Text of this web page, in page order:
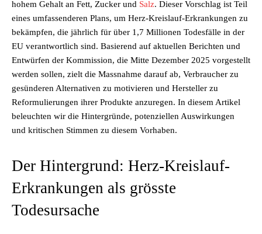
hohem Gehalt an Fett, Zucker und Salz. Dieser Vorschlag ist Teil
eines umfassenderen Plans, um Herz-Kreislauf-Erkrankungen zu
bekämpfen, die jährlich für über 1,7 Millionen Todesfälle in der
EU verantwortlich sind. Basierend auf aktuellen Berichten und
Entwürfen der Kommission, die Mitte Dezember 2025 vorgestellt
werden sollen, zielt die Massnahme darauf ab, Verbraucher zu
gesünderen Alternativen zu motivieren und Hersteller zu
Reformulierungen ihrer Produkte anzuregen. In diesem Artikel
beleuchten wir die Hintergründe, potenziellen Auswirkungen
und kritischen Stimmen zu diesem Vorhaben.
Der Hintergrund: Herz-Kreislauf-
Erkrankungen als grösste
Todesursache